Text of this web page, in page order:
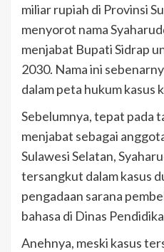
miliar rupiah di Provinsi
menyorot nama
menjabat Bupati Sidrap
2030. Nama ini
dalam peta hukum kasus
Sebelumnya, tepat pada
menjabat sebagai
Sulawesi Selatan,
tersangkut dalam kasus
pengadaan sarana
bahasa di Dinas
Anehnya, meski kasus